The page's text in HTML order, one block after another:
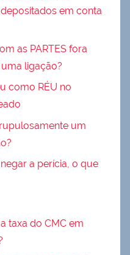
em conta
as PARTES fora
ligação?
como RÉU no
um
a perícia, o que
taxa do CMC em